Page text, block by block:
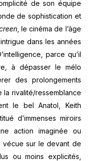
de son équipe
de sophistication et
, le cinéma de l’âge
dans les années
parce qu’il
à dépasser le mélo
des prolongements
la rivalité/ressemblance
le bel Anatol, Keith
d’immenses miroirs
action imaginée ou
vécue sur le devant de
ou moins explicités,